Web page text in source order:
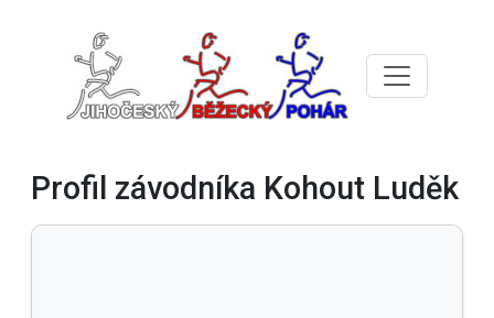
Profil závodníka Kohout Luděk